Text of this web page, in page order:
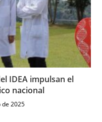
IDEA impulsan el
nacional
2025